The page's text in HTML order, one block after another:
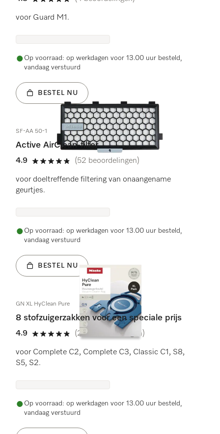
4.8 sterren op 5
voor Guard M1.
Op voorraad: op werkdagen voor 13.00 uur besteld,
vandaag verstuurd
BESTEL NU
SF-AA 50-1
Active AirClean-filter
4.9
4.9 sterren op 5
(52 beoordelingen)
voor doeltreffende filtering van onaangename
geurtjes.
Op voorraad: op werkdagen voor 13.00 uur besteld,
vandaag verstuurd
BESTEL NU
GN XL HyClean Pure
8 stofzuigerzakken voor een speciale prijs
4.9
4.9 sterren op 5
(234 beoordelingen)
voor Complete C2, Complete C3, Classic C1, S8,
S5, S2.
Op voorraad: op werkdagen voor 13.00 uur besteld,
vandaag verstuurd